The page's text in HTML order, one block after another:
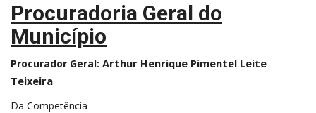
Procuradoria Geral do
Município
Procurador Geral: Arthur Henrique Pimentel Leite
Teixeira
Da Competência